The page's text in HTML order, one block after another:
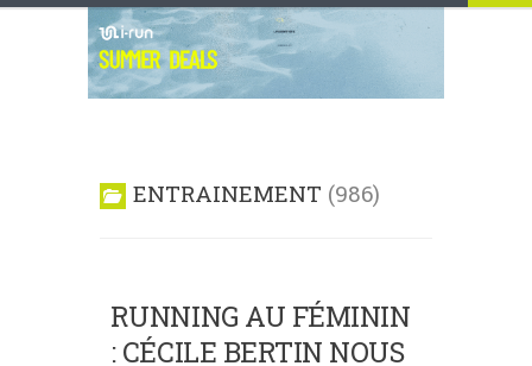
ENTRAINEMENT 986
RUNNING AU FÉMININ
: CÉCILE BERTIN NOUS